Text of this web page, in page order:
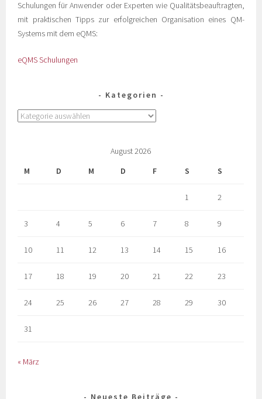
Schulungen für Anwender oder Experten wie Qualitätsbeauftragten,
mit praktischen Tipps zur erfolgreichen Organisation eines QM-
Systems mit dem eQMS:
eQMS Schulungen
Kategorien
August 2026
M
D M D F S S
1 2
3 4 5 6 7 8 9
10 11 12 13 14 15 16
17 18 19 20 21 22 23
24 25 26 27 28 29 30
31
« März
Neueste Beiträge